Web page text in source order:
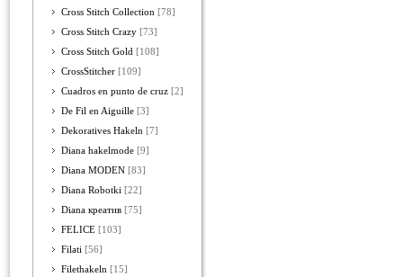
Cross Stitch Collection [78]
Cross Stitch Crazy [73]
Cross Stitch Gold [108]
CrossStitcher [109]
Cuadros en punto de cruz [2]
De Fil en Aiguille [3]
Dekoratives Hakeln [7]
Diana hakelmode [9]
Diana MODEN [83]
Diana Robotki [22]
Diana креатив [75]
FELICE [103]
Filati [56]
Filethakeln [15]